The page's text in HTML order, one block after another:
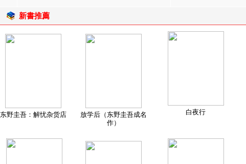
新書推薦
东野圭吾：解忧杂货店
放学后（东野圭吾成名
作）
白夜行